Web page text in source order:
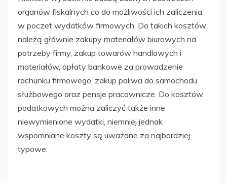
organów fiskalnych co do możliwości ich zaliczenia
w poczet wydatków firmowych. Do takich kosztów
należą głównie zakupy materiałów biurowych na
potrzeby firmy, zakup towarów handlowych i
materiałów, opłaty bankowe za prowadzenie
rachunku firmowego, zakup paliwa do samochodu
służbowego oraz pensje pracownicze. Do kosztów
podatkowych można zaliczyć także inne
niewymienione wydatki, niemniej jednak
wspomniane koszty są uważane za najbardziej
typowe.